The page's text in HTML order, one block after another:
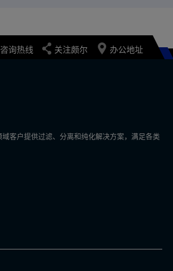
咨询热线 关注颇尔 办公地址
客户提供过滤、分离和纯化解决方案，满足各类